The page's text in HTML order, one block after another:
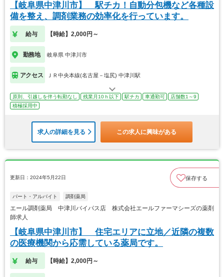
【岐阜県中津川市】 駅チカ！自動分包機など各種設
備を整え、調剤業務の効率化を行っています。
給与 【時給】2,000円～
勤務地 岐阜県 中津川市
アクセス ＪＲ中央本線(名古屋－塩尻) 中津川駅
原則、引越しを伴う転勤なし 残業月10ｈ以下 駅チカ 車通勤可
店舗数1～9
積極採用中
求人の詳細を見る この求人に興味がある
更新日：2024年5月22日 保存する
パート・アルバイト 調剤薬局
エール調剤薬局 中津川バイパス店 株式会社エールファーマシーズの薬剤
師求人
【岐阜県中津川市】 住宅エリアに立地／近隣の複数
の医療機関から応需している薬局です。
給与 【時給】2,000円～